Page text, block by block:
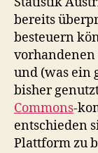
bereits
besteuern
und (was ein
bisher
Commons-
entschieden
Plattform zu